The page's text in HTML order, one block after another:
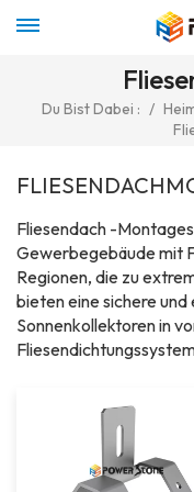
Du Bist Dabei : /
Fliesendach -
Gewerbegebäude mit
Regionen, die zu
bieten eine sichere
Sonnenkollektoren in